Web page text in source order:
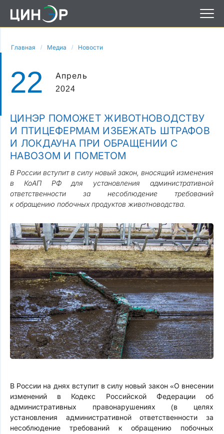
Главная Медиа Новости
22
Апрель
2024
ЦИНЭР ПОМОЖЕТ ЖИВОТНОВОДСТВУ
И ПТИЦЕФЕРМАМ ИЗБЕЖАТЬ ШТРАФОВ
И ЛОКДАУНА ПРИ ОБРАЩЕНИИ С
НАВОЗОМ И ПОМЕТОМ
В России вступит в силу новый закон, вносящий изменения
в КоАП РФ для установления административной
ответственности за несоблюдение требований
к обращению побочных продуктов животноводства.
В России на днях вступит в силу новый закон «О внесении
изменений в Кодекс Российской Федерации об
административных правонарушениях (в целях
установления административной ответственности за
несоблюдение требований к обращению побочных